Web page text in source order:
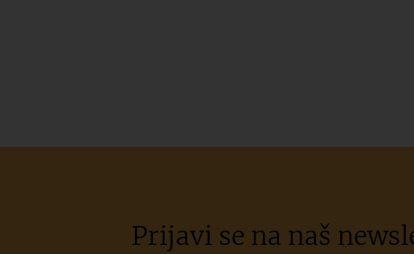
Prijavi se na naš